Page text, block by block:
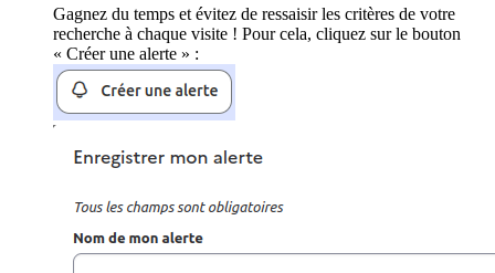
Gagnez du temps et évitez de ressaisir les critères de votre
recherche à chaque visite ! Pour cela, cliquez sur le bouton
« Créer une alerte » :